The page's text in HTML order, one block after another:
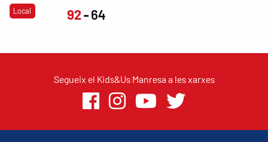
Local
92 64
Segueix el Kids&Us Manresa a les xarxes